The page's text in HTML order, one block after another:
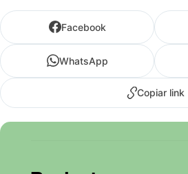
Facebook
WhatsApp
Copiar link